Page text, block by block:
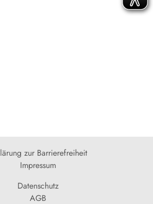
zur Barrierefreiheit
Impressum
Datenschutz
AGB